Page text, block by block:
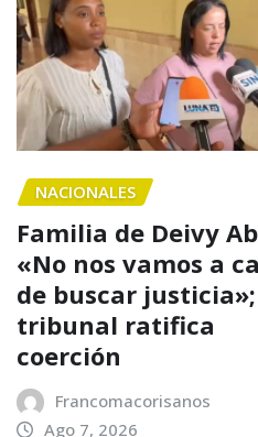
NACIONALES
Familia de Deivy
«No nos vamos a
de buscar justicia»;
tribunal ratifica
coerción
Francomacorisanos
Ago 7, 2026